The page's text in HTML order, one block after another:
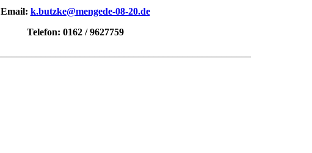
Email: k.butzke@mengede-08-20.de
Telefon: 0162 / 9627759